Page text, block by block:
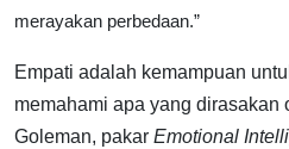
merayakan perbedaan.”
Empati adalah kemampuan
memahami apa yang dirasakan
Goleman, pakar Emotional